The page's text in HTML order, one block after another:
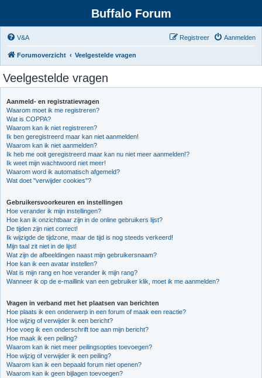
Buffalo Forum
V&A Aanmelden
Registreer
Forumoverzicht Veelgestelde vragen
Veelgestelde vragen
Aanmeld- en registratievragen
Waarom moet ik me registreren?
Wat is COPPA?
Waarom kan ik niet registreren?
Ik ben geregistreerd maar kan niet aanmelden!
Waarom kan ik niet aanmelden?
Ik heb me ooit geregistreerd maar kan nu niet meer aanmelden!?
Ik weet mijn wachtwoord niet meer!
Waarom word ik automatisch afgemeld?
Wat doet "verwijder cookies"?
Gebruikersvoorkeuren en instellingen
Hoe verander ik mijn instellingen?
Hoe kan ik onzichtbaar zijn in de online gebruikers lijst?
De tijden zijn niet correct!
Ik wijzigde de tijdzone, maar de tijd is nog steeds verkeerd!
Mijn taal zit niet in de lijst!
Wat zijn de afbeeldingen naast mijn gebruikersnaam?
Hoe kan ik een avatar instellen?
Wat is mijn rang en hoe verander ik mijn rang?
Wanneer ik op de e-maillink van een gebruiker klik, moet ik me aanmelden?
Vragen in verband met het plaatsen van berichten
Hoe plaats ik een onderwerp in een forum of maak een reactie?
Hoe wijzig of verwijder ik een bericht?
Hoe voeg ik een onderschrift toe aan mijn bericht?
Hoe maak ik een peiling?
Waarom kan ik niet meer peilingsopties toevoegen?
Hoe wijzig of verwijder ik een peiling?
Waarom kan ik een bepaald forum niet openen?
Waarom kan ik geen bijlagen toevoegen?